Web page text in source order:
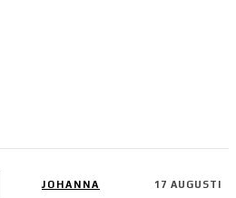
JOHANNA 17 AUGUSTI